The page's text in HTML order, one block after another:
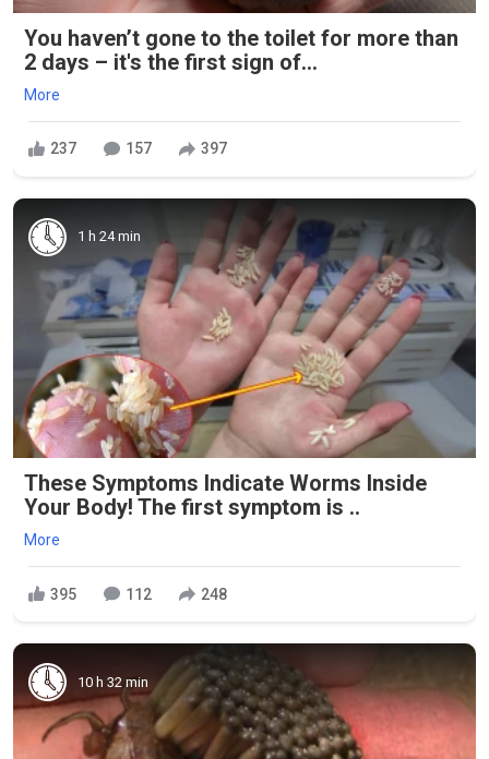
You haven’t gone to the toilet for more than
2 days – it's the first sign of...
More
237 157 397
1 h 24 min
These Symptoms Indicate Worms Inside
Your Body! The first symptom is ..
More
395 112 248
10 h 32 min